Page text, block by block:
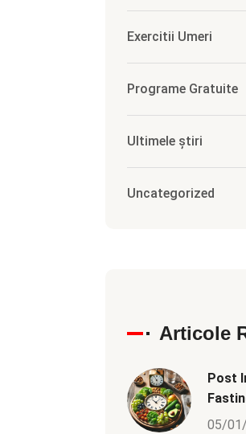
Exercitii Umeri
Programe Gratuite
Ultimele știri
Uncategorized
Articole
Post
05/